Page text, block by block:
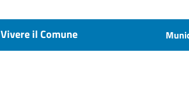
Vivere il Comune